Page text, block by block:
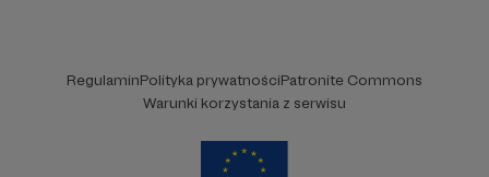
RegulaminPolityka prywatnościPatronite Commons
Warunki korzystania z serwisu